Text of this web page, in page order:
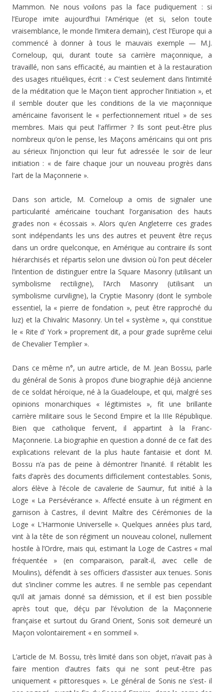
Mammon. Ne nous voilons pas la face pudique­ment : si
l’Europe imite aujourd’hui l’Amérique (et si, se­lon toute
vraisemblance, le monde l’imitera demain), c’est l’Europe qui a
commencé à donner à tous le mauvais exemple — M.J.
Corneloup, qui, durant toute sa carrière maçonnique, a
travaillé, non sans efficacité, au maintien et à la restauration
des usages rituéliques, écrit : « C’est seulement dans l’intimité
de la méditation que le Maçon tient approcher l’initiation », et
il semble douter que les conditions de la vie maçonnique
américaine favorisent le « perfectionnement rituel » de ses
membres. Mais qui peut l’affirmer ? Ils sont peut-être plus
nombreux qu’on le pense, les Maçons américains qui ont pris
au sérieux l’in­jonction qui leur fut adressée le soir de leur
initiation : « de faire chaque jour un nouveau progrès dans
l’art de la Maçonnerie ».
Dans son article, M. Corneloup a omis de signaler une
particularité américaine touchant l’organisation des hauts
grades non « écossais ». Alors qu’en Angleterre ces grades
sont indépendants les uns des autres et peuvent être reçus
dans un ordre quelconque, en Amérique au contraire ils sont
hiérarchisés et répartis selon une division où l’on peut déceler
l’intention de distinguer entre la Square Ma­sonry (utilisant un
symbolisme rectiligne), l’Arch Masonry (utilisant un
symbolisme curviligne), la Cryptie Masonry (dont le symbole
essentiel, la « pierre de fondation », peut être rapproché du
luz) et la Chivalric Masonry. Un tel « système », qui constitue
le « Rite d’ York » proprement dit, a pour grade suprême celui
de Chevalier Templier ».
Dans ce même n°, un autre article, de M. Jean Bossu, parle
du général de Sonis à propos d’une biographie déjà ancienne
de ce soldat héroïque, né à la Guadeloupe, et qui, malgré ses
opinions monarchiques « légitimistes », fit une brillante
carrière militaire sous le Second Empire et la IIIe République.
Bien que catholique fervent, il appartint à la Franc-
Maçonnerie. La biographie en question a donné de ce fait des
explications relevant de la plus haute fan­taisie et dont M.
Bossu n’a pas de peine à démontrer l’inanité. Il rétablit les
faits d’après des documents diffi­cilement contestables. Sonis,
alors élève à l’école de cava­lerie de Saumur, fut initié à la
Loge « La Persévérance ». Affecté ensuite à un régiment en
garnison à Castres, il devint Maître des Cérémonies de la
Loge « L’Harmonie Universelle ». Quelques années plus tard,
vint à la tête de son régiment un nouveau colonel, nullement
hostile à l’Ordre, mais qui, estimant la Loge de Castres « mal
fré­quentée » (en comparaison, paraît-il, avec celle de
Moulins), défendit à ses officiers d’assister aux tenues. Sonis
dut s’in­cliner comme les autres. Il ne semble pas cependant
qu’il ait jamais donné sa démission, et il est bien possible
après tout que, déçu par l’évolution de la Maçonnerie
française et surtout du Grand Orient, Sonis soit demeuré un
Maçon volontairement « en sommeil ».
L’article de M. Bossu, très limité dans son objet, n’avait pas à
faire mention d’autres faits qui ne sont peut-être pas
uniquement « pittoresques ». Le général de Sonis ne s’est- il